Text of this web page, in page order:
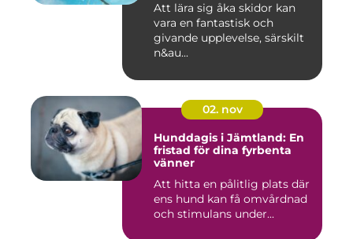
Att lära sig åka skidor kan
vara en fantastisk och
givande upplevelse, särskilt
n&au...
02. nov
Hunddagis i Jämtland: En
fristad för dina fyrbenta
vänner
Att hitta en pålitlig plats där
ens hund kan få omvårdnad
och stimulans under...